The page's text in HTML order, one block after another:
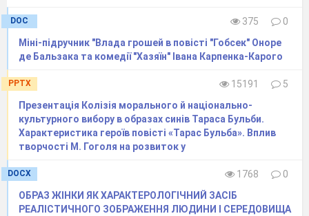
DOC 375
0
Міні-підручник "Влада грошей в повісті "Гобсек" Оноре
де Бальзака та комедії "Хазяїн" Івана Карпенка-Карого
PPTX 15191
5
Презентація Колізія морального й національно-
культурного вибору в образах синів Тараса Бульби.
Характеристика героїв повісті «Тарас Бульба». Вплив
творчості М. Гоголя на розвиток у
DOCX 1768
0
ОБРАЗ ЖІНКИ ЯК ХАРАКТЕРОЛОГІЧНИЙ ЗАСІБ
РЕАЛІСТИЧНОГО ЗОБРАЖЕННЯ ЛЮДИНИ І СЕРЕДОВИЩА